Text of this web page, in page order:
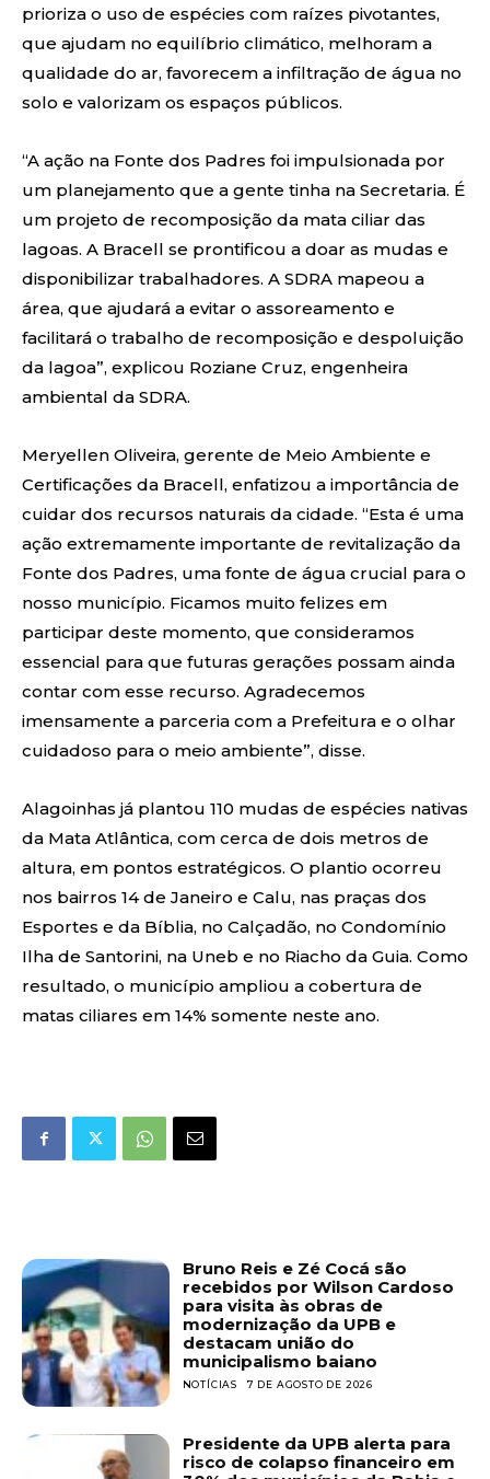
prioriza o uso de espécies com raízes pivotantes,
que ajudam no equilíbrio climático, melhoram a
qualidade do ar, favorecem a infiltração de água no
solo e valorizam os espaços públicos.
“A ação na Fonte dos Padres foi impulsionada por
um planejamento que a gente tinha na Secretaria. É
um projeto de recomposição da mata ciliar das
lagoas. A Bracell se prontificou a doar as mudas e
disponibilizar trabalhadores. A SDRA mapeou a
área, que ajudará a evitar o assoreamento e
facilitará o trabalho de recomposição e despoluição
da lagoa”, explicou Roziane Cruz, engenheira
ambiental da SDRA.
Meryellen Oliveira, gerente de Meio Ambiente e
Certificações da Bracell, enfatizou a importância de
cuidar dos recursos naturais da cidade. “Esta é uma
ação extremamente importante de revitalização da
Fonte dos Padres, uma fonte de água crucial para o
nosso município. Ficamos muito felizes em
participar deste momento, que consideramos
essencial para que futuras gerações possam ainda
contar com esse recurso. Agradecemos
imensamente a parceria com a Prefeitura e o olhar
cuidadoso para o meio ambiente”, disse.
Alagoinhas já plantou 110 mudas de espécies nativas
da Mata Atlântica, com cerca de dois metros de
altura, em pontos estratégicos. O plantio ocorreu
nos bairros 14 de Janeiro e Calu, nas praças dos
Esportes e da Bíblia, no Calçadão, no Condomínio
Ilha de Santorini, na Uneb e no Riacho da Guia. Como
resultado, o município ampliou a cobertura de
matas ciliares em 14% somente neste ano.
Bruno Reis e Zé Cocá são
recebidos por Wilson Cardoso
para visita às obras de
modernização da UPB e
destacam união do
municipalismo baiano
NOTÍCIAS 7 DE AGOSTO DE 2026
Presidente da UPB alerta para
risco de colapso financeiro em